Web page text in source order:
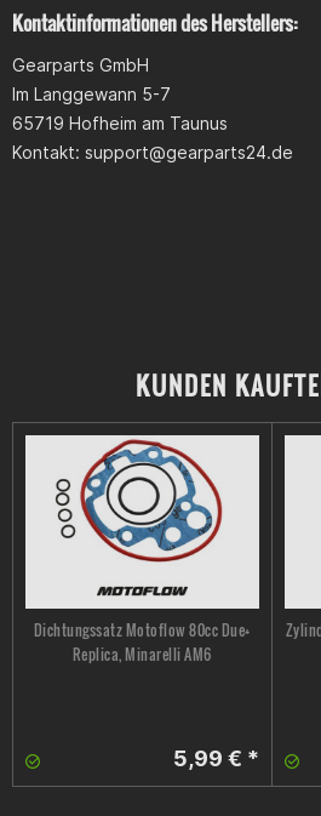
Kontaktinformationen des Herstellers:
Gearparts GmbH
Im Langgewann 5-7
65719 Hofheim am Taunus
Kontakt: support@gearparts24.de
KUNDEN
Dichtungssatz Motoflow 80cc Due+
Replica, Minarelli AM6
5,99 € *